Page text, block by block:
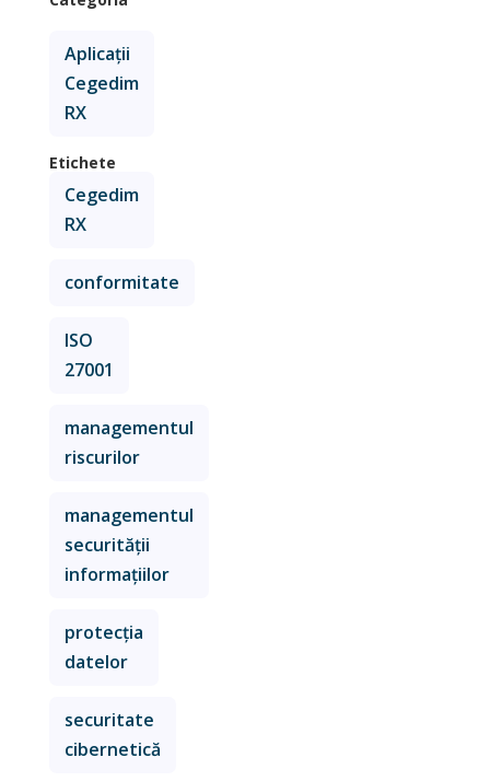
Aplicații
Cegedim
RX
Etichete
Cegedim
RX
conformitate
ISO
27001
managementul
riscurilor
managementul
securității
informațiilor
protecția
datelor
securitate
cibernetică